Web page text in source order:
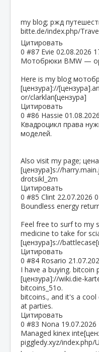
my blog; ржд
bitte.de/index.php/Trav
Цитировать
0 #87 Evie 02.08.2026
Мотобрюки BMW —
Here is my blog
[цензура]://
or/clarklan[цензура]
Цитировать
0 #86 Hassie
Квадроцикл права
моделей.
Also visit my page;
[цензура]s://
drotsikl_2m
Цитировать
0 #85 Clint 22.07.2026
Boundless energy
Feel free to surf to my
medicine to take for
[цензура]s://
Цитировать
0 #84 Rosario
I have a buying. bitcoin
[цензура]://wiki.die-
bitcoins_51o.
bitcoins., and it's a
at parties.
Цитировать
0 #83 Nona 19.07.2026
Managed kinex
piggledy.xyz/index.php/